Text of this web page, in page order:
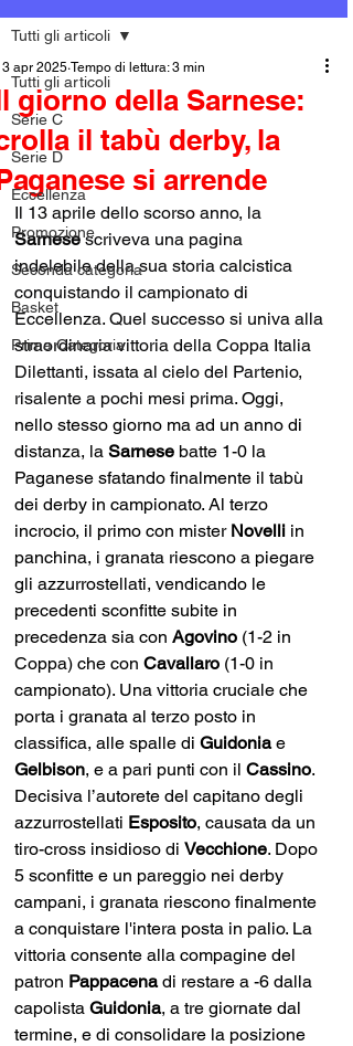
Tutti gli articoli
Serie C
Serie D
Eccellenza
Promozione
Seconda categoria
Basket
Prima Categoria
Tutti gli articoli
giorno della Sarnese:
il tabù derby, la
si arrende
apr 2025 Tempo di lettura: 3 min
Il 13 aprile dello scorso anno, la
Sarnese scriveva una pagina
indelebile della sua storia calcistica
conquistando il campionato di
Eccellenza. Quel successo si univa alla
straordinaria vittoria della Coppa Italia
Dilettanti, issata al cielo del Partenio,
risalente a pochi mesi prima. Oggi,
nello stesso giorno ma ad un anno di
distanza, la Sarnese batte 1-0 la
Paganese sfatando finalmente il tabù
dei derby in campionato. Al terzo
incrocio, il primo con mister Novelli in
panchina, i granata riescono a piegare
gli azzurrostellati, vendicando le
precedenti sconfitte subite in
precedenza sia con Agovino (1-2 in
Coppa) che con Cavallaro (1-0 in
campionato). Una vittoria cruciale che
porta i granata al terzo posto in
classifica, alle spalle di Guidonia e
Gelbison, e a pari punti con il Cassino.
Decisiva l’autorete del capitano degli
azzurrostellati Esposito, causata da un
tiro-cross insidioso di Vecchione. Dopo
5 sconfitte e un pareggio nei derby
campani, i granata riescono finalmente
a conquistare l'intera posta in palio. La
vittoria consente alla compagine del
patron Pappacena di restare a -6 dalla
capolista Guidonia, a tre giornate dal
termine, e di consolidare la posizione